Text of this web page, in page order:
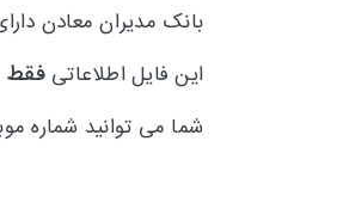
بانک مدیران معادن
این فایل اطلاعاتیفقط
شما می توانید شماره